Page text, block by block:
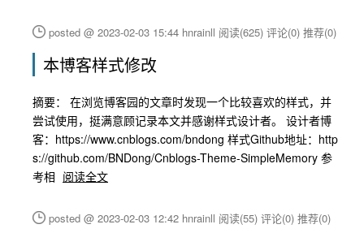
posted @ 2023-02-03 15:44 hnrainll 阅读(625) 评论(0) 推荐(0)
本博客样式修改
摘要： 在浏览博客园的文章时发现一个比较喜欢的样式，并
尝试使用，挺满意顾记录本文并感谢样式设计者。 设计者博
客：https://www.cnblogs.com/bndong 样式Github地址：http
s://github.com/BNDong/Cnblogs-Theme-SimpleMemory 参
考相 阅读全文
posted @ 2023-02-03 12:42 hnrainll 阅读(55) 评论(0) 推荐(0)